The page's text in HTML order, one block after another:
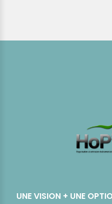
UNE VISION + UNE